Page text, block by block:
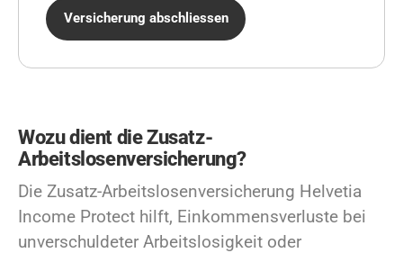
Versicherung abschliessen
Wozu dient die Zusatz-
Arbeitslosenversicherung?
Die Zusatz-Arbeitslosenversicherung Helvetia
Income Protect hilft, Einkommensverluste bei
unverschuldeter Arbeitslosigkeit oder